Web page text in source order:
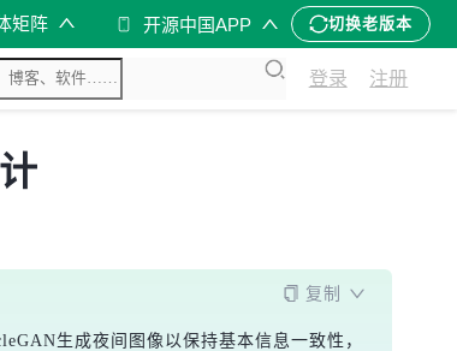
矩阵 开源中国APP 切换老版本
登录 注册
复制
生成夜间图像以保持基本信息一致性，